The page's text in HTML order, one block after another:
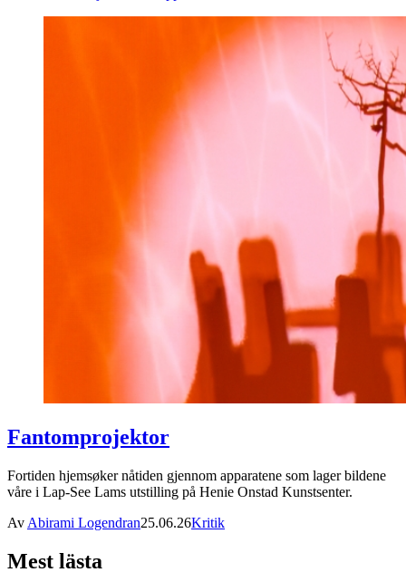
Fantomprojektor
Fortiden hjemsøker nåtiden gjennom apparatene som lager bildene
våre i Lap-See Lams utstilling på Henie Onstad Kunstsenter.
Av Abirami Logendran25.06.26Kritik
Mest lästa